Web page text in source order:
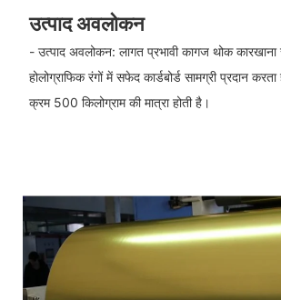
उत्पाद अवलोकन
- उत्पाद अवलोकन: लागत प्रभावी कागज थोक कारखाना
होलोग्राफिक रंगों में सफेद कार्डबोर्ड सामग्री प्रदान
क्रम 500 किलोग्राम की मात्रा होती है।